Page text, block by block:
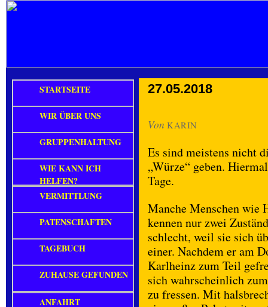
27.05.2018
Von KARIN
Es sind meistens nicht
„Würze“ geben.
Tage.
Manche Menschen wie
kennen nur zwei
schlecht, weil sie sich
einer. Nachdem er am
Karlheinz zum Teil
sich wahrscheinlich
zu fressen. Mit
STARTSEITE
WIR ÜBER UNS
GRUPPENHALTUNG
WIE KANN ICH
HELFEN?
VERMITTLUNG
PATENSCHAFTEN
TAGEBUCH
ZUHAUSE GEFUNDEN
ANFAHRT